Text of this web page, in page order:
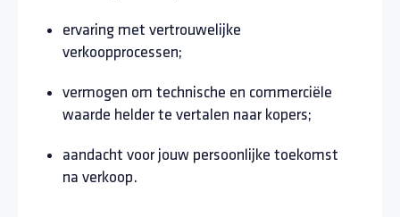
ervaring met vertrouwelijke
verkoopprocessen;
vermogen om technische en commerciële
waarde helder te vertalen naar kopers;
aandacht voor jouw persoonlijke toekomst
na verkoop.